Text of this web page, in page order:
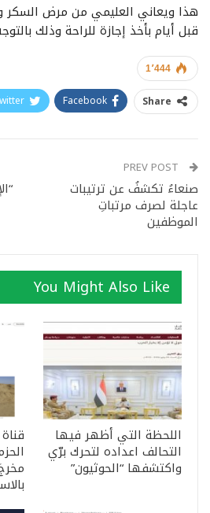
هذا ويعاني العليمي من مرض
قبل أيام بأخذ إجازة للراحة وذلك
1٬444
Share
Facebook
صنعاءُ تكشفُ عن ترتيبات
عاجلة لصرف مرتباتِ
الموظفين
You Might Also Like
اللحظة التي أظهر فيها
التحالف اعداده لتحرك برّي
واكتشفها “الحوثيون”